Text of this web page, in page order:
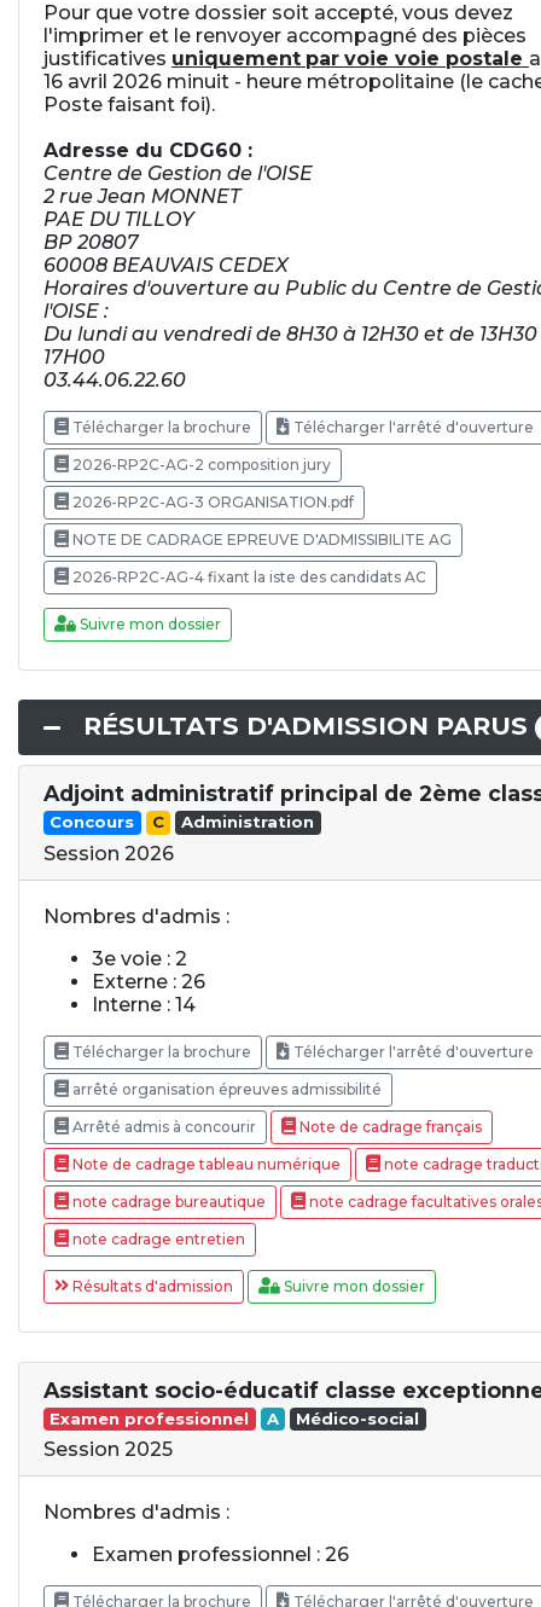
Pour que votre dossier soit accepté, vous devez
l'imprimer et le renvoyer accompagné des pièces
justificatives uniquement par voie voie postale
16 avril 2026 minuit - heure métropolitaine (le
Poste faisant foi).
Adresse du CDG60 :
Centre de Gestion de l'OISE
2 rue Jean MONNET
PAE DU TILLOY
BP 20807
60008 BEAUVAIS CEDEX
Horaires d'ouverture au Public du Centre de
l'OISE :
Du lundi au vendredi de 8H30 à 12H30 et de
17H00
03.44.06.22.60
Télécharger la brochure Télécharger l'arrêté d'ouverture
2026-RP2C-AG-2 composition jury
2026-RP2C-AG-3 ORGANISATION.pdf
NOTE DE CADRAGE EPREUVE D'ADMISSIBILITE AG
2026-RP2C-AG-4 fixant la iste des candidats AC
Suivre mon dossier
RÉSULTATS D'ADMISSION PARUS
Adjoint administratif principal de 2ème
Concours C Administration
Session 2026
Nombres d'admis :
3e voie : 2
Externe : 26
Interne : 14
Télécharger la brochure Télécharger l'arrêté d'ouverture
arrêté organisation épreuves admissibilité
Arrêté admis à concourir Note de cadrage français
Note de cadrage tableau numérique note cadrage
note cadrage bureautique note cadrage facultatives
note cadrage entretien
Résultats d'admission Suivre mon dossier
Assistant socio-éducatif classe
Examen professionnel A Médico-social
Session 2025
Nombres d'admis :
Examen professionnel : 26
Télécharger la brochure Télécharger l'arrêté d'ouverture